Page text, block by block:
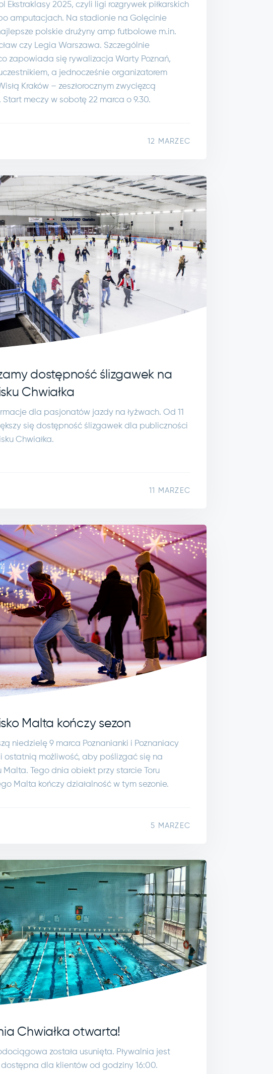
Ekstraklasy 2025, czyli ligi rozgrywek piłkarskich
amputacjach. Na stadionie na Golęcinie
polskie drużyny amp futbolowe m.in.
czy Legia Warszawa. Szczególnie
zapowiada się rywalizacja Warty Poznań,
a jednocześnie organizatorem
Kraków – zeszłorocznym zwycięzcą
Start meczy w sobotę 22 marca o 9.30.
12 MARZEC
dostępność ślizgawek na
Chwiałka
dla pasjonatów jazdy na łyżwach. Od 11
się dostępność ślizgawek dla publiczności
Chwiałka.
11 MARZEC
Malta kończy sezon
niedzielę 9 marca Poznanianki i Poznaniacy
ostatnią możliwość, aby poślizgać się na
Malta. Tego dnia obiekt przy starcie Toru
Malta kończy działalność w tym sezonie.
5 MARZEC
Chwiałka otwarta!
została usunięta. Pływalnia jest
dla klientów od godziny 16:00.